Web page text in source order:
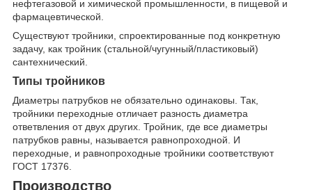
нефтегазовой и химической промышленности, в пищевой и
фармацевтической.
Существуют тройники, спроектированные под конкретную
задачу, как тройник (стальной/чугунный/пластиковый)
сантехнический.
Типы тройников
Диаметры патрубков не обязательно одинаковы. Так,
тройники переходные отличает разность диаметра
ответвления от двух других. Тройник, где все диаметры
патрубков равны, называется равнопроходной. И
переходные, и равнопроходные тройники соответствуют
ГОСТ 17376.
Производство